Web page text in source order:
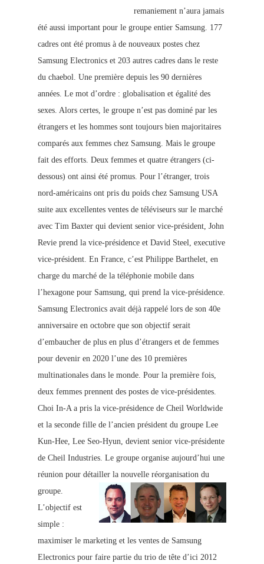
remaniement n’aura jamais
été aussi important pour le groupe entier Samsung. 177
cadres ont été promus à de nouveaux postes chez
Samsung Electronics et 203 autres cadres dans le reste
du chaebol. Une première depuis les 90 dernières
années. Le mot d’ordre : globalisation et égalité des
sexes. Alors certes, le groupe n’est pas dominé par les
étrangers et les hommes sont toujours bien majoritaires
comparés aux femmes chez Samsung. Mais le groupe
fait des efforts. Deux femmes et quatre étrangers (ci-
dessous) ont ainsi été promus. Pour l’étranger, trois
nord-américains ont pris du poids chez Samsung USA
suite aux excellentes ventes de téléviseurs sur le marché
avec Tim Baxter qui devient senior vice-président, John
Revie prend la vice-présidence et David Steel, executive
vice-président. En France, c’est Philippe Barthelet, en
charge du marché de la téléphonie mobile dans
l’hexagone pour Samsung, qui prend la vice-présidence.
Samsung Electronics avait déjà rappelé lors de son 40e
anniversaire en octobre que son objectif serait
d’embaucher de plus en plus d’étrangers et de femmes
pour devenir en 2020 l’une des 10 premières
multinationales dans le monde. Pour la première fois,
deux femmes prennent des postes de vice-présidentes.
Choi In-A a pris la vice-présidence de Cheil Worldwide
et la seconde fille de l’ancien président du groupe Lee
Kun-Hee, Lee Seo-Hyun, devient senior vice-présidente
de Cheil Industries. Le groupe organise aujourd’hui une
réunion pour détailler la nouvelle réorganisation du
groupe.
L’objectif est
simple :
maximiser le marketing et les ventes de Samsung
Electronics pour faire partie du trio de tête d’ici 2012